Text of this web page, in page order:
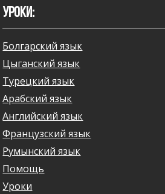
УРОКИ:
Болгарский язык
Цыганский язык
Турецкий язык
Арабский язык
Английский язык
Французский язык
Румынский язык
Помощь
Уроки